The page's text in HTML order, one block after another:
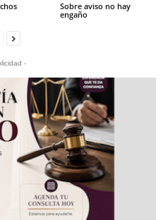
Sobre aviso no hay
engaño
-